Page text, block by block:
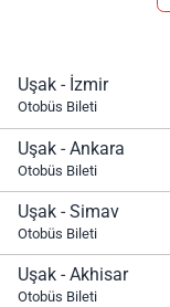
Uşak - İzmir
Otobüs Bileti
Uşak - Ankara
Otobüs Bileti
Uşak - Simav
Otobüs Bileti
Uşak - Akhisar
Otobüs Bileti